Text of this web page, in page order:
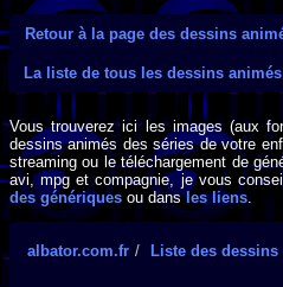
Retour à la page des dessins
La liste de tous les dessins animés
Vous trouverez ici les images (aux
dessins animés des séries de votre
streaming ou le téléchargement de
avi, mpg et compagnie, je vous
des génériques ou dansles liens.
albator.com.fr Liste des dessins